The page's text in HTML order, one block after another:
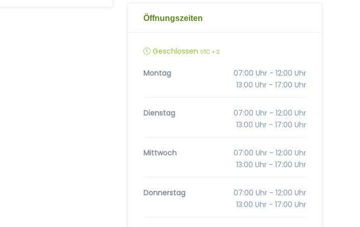
Öffnungszeiten
Geschlossen UTC + 2
Montag
07:00 Uhr - 12:00 Uhr
13:00 Uhr - 17:00 Uhr
Dienstag
07:00 Uhr - 12:00 Uhr
13:00 Uhr - 17:00 Uhr
Mittwoch
07:00 Uhr - 12:00 Uhr
13:00 Uhr - 17:00 Uhr
Donnerstag
07:00 Uhr - 12:00 Uhr
13:00 Uhr - 17:00 Uhr